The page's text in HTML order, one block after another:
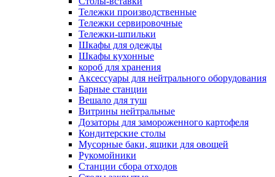
Тележки производственные
Тележки сервировочные
Тележки-шпильки
Шкафы для одежды
Шкафы кухонные
короб для хранения
Аксессуары для нейтрального оборудования
Барные станции
Вешало для туш
Витрины нейтральные
Дозаторы для замороженного картофеля
Кондитерские столы
Мусорные баки, ящики для овощей
Рукомойники
Станции сбора отходов